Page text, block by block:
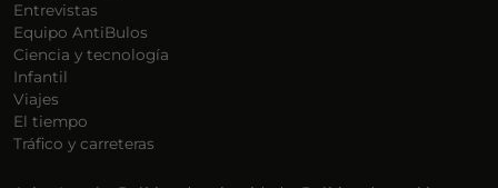
Entrevistas
Equipo AntiBulos
Ciencia y tecnología
Infantil
Viajes
El tiempo
Tráfico y carreteras